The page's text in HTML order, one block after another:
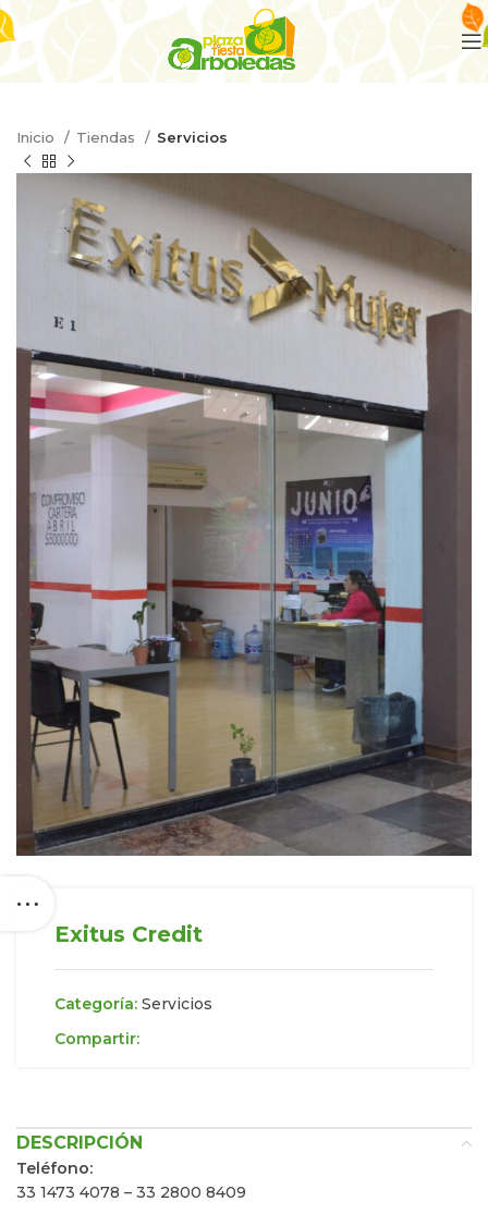
Inicio Tiendas Servicios
Exitus Credit
Categoría: Servicios
Compartir:
DESCRIPCIÓN
Teléfono:
33 1473 4078 – 33 2800 8409